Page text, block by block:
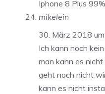
Iphone 8 Plus
mikelein
30. März 2018
Ich kann noch
man kann es
geht noch nicht
kann es nicht